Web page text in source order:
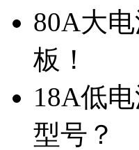
80A大
板！
18A低
型号？